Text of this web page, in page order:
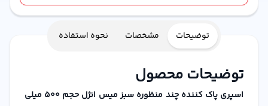
توضیحات مشخصات نحوه استفاده
توضیحات محصول
اسپری پاک کننده چند منظوره سبز میس انژل حجم 500 میلی